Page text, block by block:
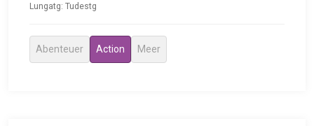
Lungatg: Tudestg
Abenteuer Action Meer